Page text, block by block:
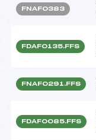
FNAF0383
FDAF0135.FFS
FNAF0291.FFS
FDAF0085.FFS